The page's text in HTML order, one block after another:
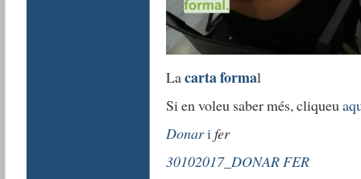
Lacarta formal
Si en voleu saber més, cliqueu
Donarifer
30102017_DONAR FER